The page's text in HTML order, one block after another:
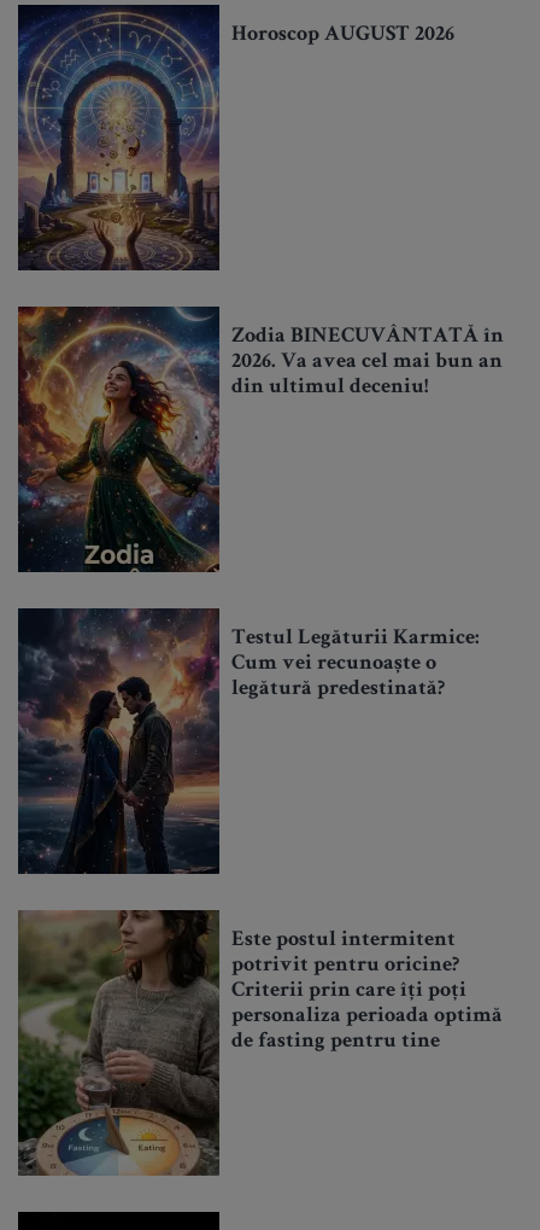
Horoscop AUGUST 2026
Zodia BINECUVÂNTATĂ în
2026. Va avea cel mai bun an
din ultimul deceniu!
Testul Legăturii Karmice:
Cum vei recunoaște o
legătură predestinată?
Este postul intermitent
potrivit pentru oricine?
Criterii prin care îți poți
personaliza perioada optimă
de fasting pentru tine